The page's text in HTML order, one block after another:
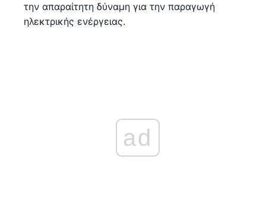
την απαραίτητη δύναμη για την παραγωγή
ηλεκτρικής ενέργειας.
ad